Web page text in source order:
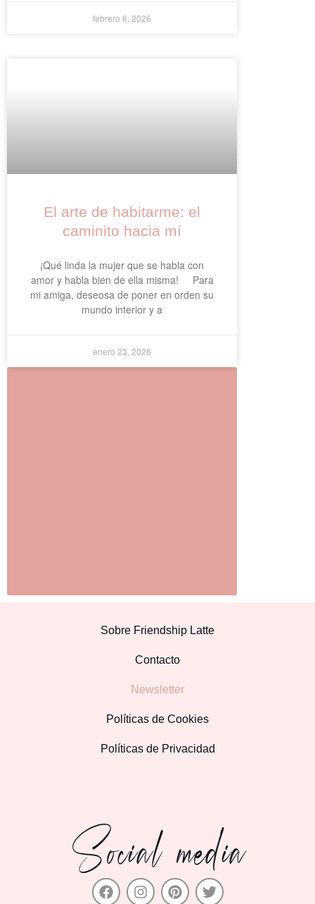
febrero 6, 2026
El arte de habitarme: el
caminito hacia mí
¡Qué linda la mujer que se habla con
amor y habla bien de ella misma! Para
mi amiga, deseosa de poner en orden su
mundo interior y a
enero 23, 2026
Sobre Friendship Latte
Contacto
Newsletter
Políticas de Cookies
Políticas de Privacidad
Social media